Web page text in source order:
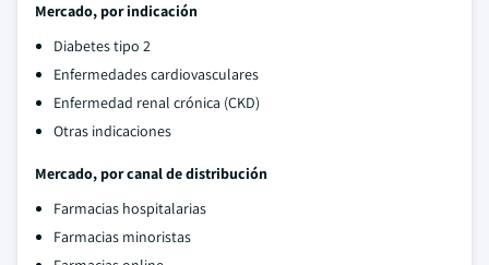
Mercado, por indicación
Diabetes tipo 2
Enfermedades cardiovasculares
Enfermedad renal crónica (CKD)
Otras indicaciones
Mercado, por canal de distribución
Farmacias hospitalarias
Farmacias minoristas